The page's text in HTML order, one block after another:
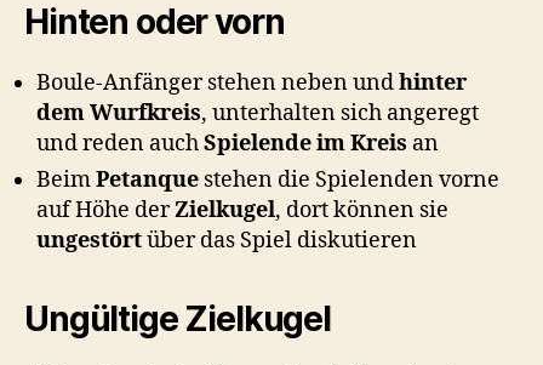
Hinten oder vorn
Boule-Anfänger stehen neben undhinter
dem Wurfkreis, unterhalten sich angeregt
und reden auchSpielende im Kreis an
BeimPetanque stehen die Spielenden vorne
auf Höhe derZielkugel, dort können sie
ungestörtüber das Spiel diskutieren
Ungültige Zielkugel